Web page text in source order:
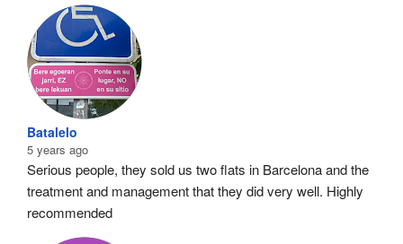
Batalelo
5 years ago
Serious people, they sold us two flats in Barcelona and the
treatment and management that they did very well. Highly
recommended